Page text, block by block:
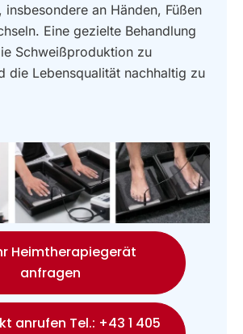
insbesondere an Händen, Füßen
Eine gezielte Behandlung
Schweißproduktion zu
die Lebensqualität nachhaltig zu
Heimtherapiegerät
anfragen
anrufen Tel.: +43 1 405